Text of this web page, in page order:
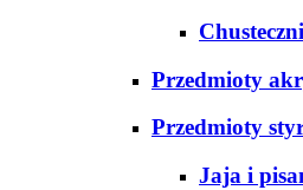
Przedmioty
Przedmioty
Jaja i